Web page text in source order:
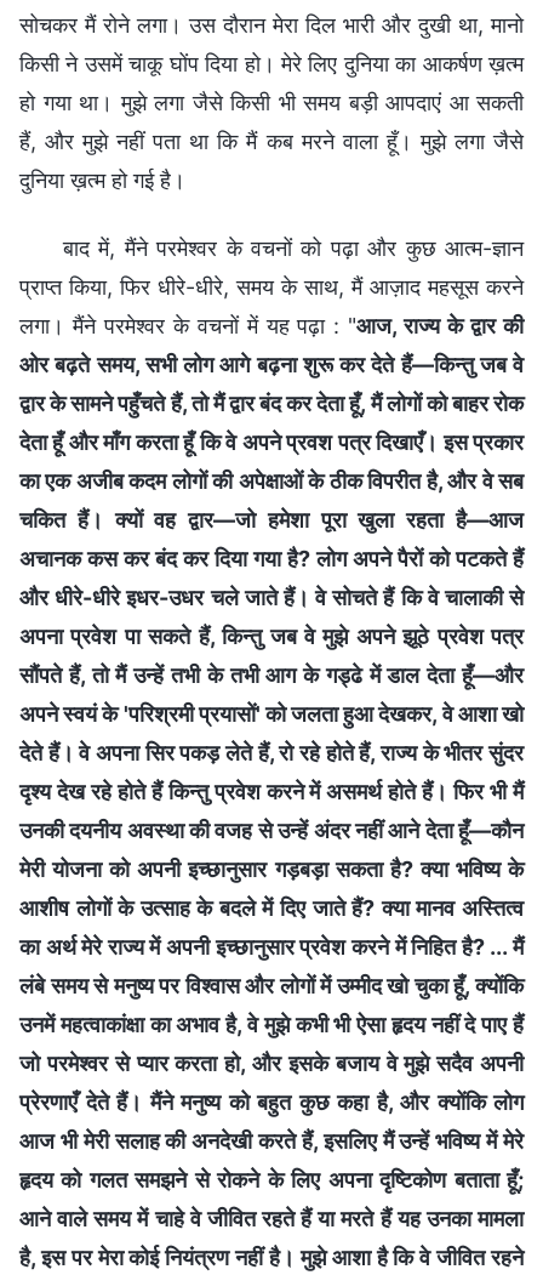
सोचकर मैं रोने लगा। उस दौरान मेरा दिल भारी और दुखी था, मानो
किसी ने उसमें चाकू घोंप दिया हो। मेरे लिए दुनिया का आकर्षण ख़त्म
हो गया था। मुझे लगा जैसे किसी भी समय बड़ी आपदाएं आ सकती
हैं, और मुझे नहीं पता था कि मैं कब मरने वाला हूँ। मुझे लगा जैसे
दुनिया ख़त्म हो गई है।
बाद में, मैंने परमेश्वर के वचनों को पढ़ा और कुछ आत्म-ज्ञान
प्राप्त किया, फिर धीरे-धीरे, समय के साथ, मैं आज़ाद महसूस करने
लगा। मैंने परमेश्वर के वचनों में यह पढ़ा : "आज, राज्य के द्वार की
ओर बढ़ते समय, सभी लोग आगे बढ़ना शुरू कर देते हैं—किन्तु जब वे
द्वार के सामने पहुँचते हैं, तो मैं द्वार बंद कर देता हूँ, मैं लोगों को बाहर रोक
देता हूँ और माँग करता हूँ कि वे अपने प्रवश पत्र दिखाएँ। इस प्रकार
का एक अजीब कदम लोगों की अपेक्षाओं के ठीक विपरीत है, और वे सब
चकित हैं। क्यों वह द्वार—जो हमेशा पूरा खुला रहता है—आज
अचानक कस कर बंद कर दिया गया है? लोग अपने पैरों को पटकते हैं
और धीरे-धीरे इधर-उधर चले जाते हैं। वे सोचते हैं कि वे चालाकी से
अपना प्रवेश पा सकते हैं, किन्तु जब वे मुझे अपने झूठे प्रवेश पत्र
सौंपते हैं, तो मैं उन्हें तभी के तभी आग के गड्ढे में डाल देता हूँ—और
अपने स्वयं के 'परिश्रमी प्रयासों' को जलता हुआ देखकर, वे आशा खो
देते हैं। वे अपना सिर पकड़ लेते हैं, रो रहे होते हैं, राज्य के भीतर सुंदर
दृश्य देख रहे होते हैं किन्तु प्रवेश करने में असमर्थ होते हैं। फिर भी मैं
उनकी दयनीय अवस्था की वजह से उन्हें अंदर नहीं आने देता हूँ—कौन
मेरी योजना को अपनी इच्छानुसार गड़बड़ा सकता है? क्या भविष्य के
आशीष लोगों के उत्साह के बदले में दिए जाते हैं? क्या मानव अस्तित्व
का अर्थ मेरे राज्य में अपनी इच्छानुसार प्रवेश करने में निहित है? ... मैं
लंबे समय से मनुष्य पर विश्वास और लोगों में उम्मीद खो चुका हूँ, क्योंकि
उनमें महत्वाकांक्षा का अभाव है, वे मुझे कभी भी ऐसा हृदय नहीं दे पाए हैं
जो परमेश्वर से प्यार करता हो, और इसके बजाय वे मुझे सदैव अपनी
प्रेरणाएँ देते हैं। मैंने मनुष्य को बहुत कुछ कहा है, और क्योंकि लोग
आज भी मेरी सलाह की अनदेखी करते हैं, इसलिए मैं उन्हें भविष्य में मेरे
हृदय को गलत समझने से रोकने के लिए अपना दृष्टिकोण बताता हूँ;
आने वाले समय में चाहे वे जीवित रहते हैं या मरते हैं यह उनका मामला
है, इस पर मेरा कोई नियंत्रण नहीं है। मुझे आशा है कि वे जीवित रहने